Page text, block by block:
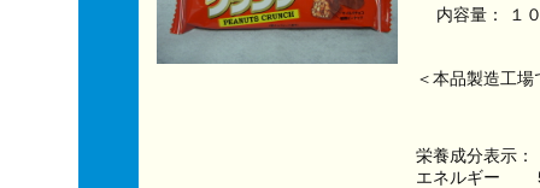
内容量：
１
＜本品製造工
栄養成分表示：
エネルギー　